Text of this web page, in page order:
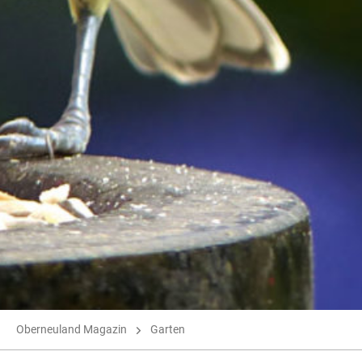
Oberneuland Magazin Garten